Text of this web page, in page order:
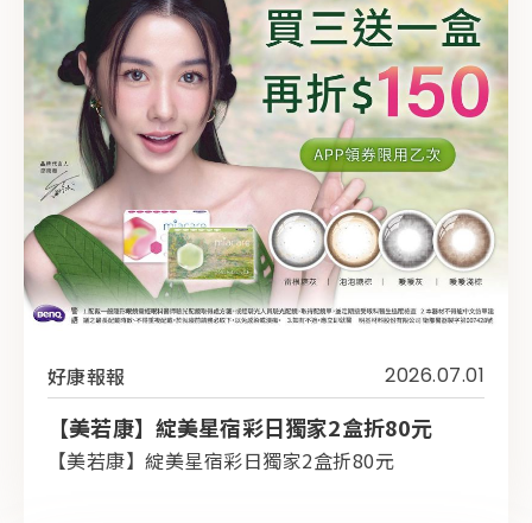
好康報報 2026.07.01
【美若康】綻美星宿彩日獨家2盒折80元
【美若康】綻美星宿彩日獨家2盒折80元